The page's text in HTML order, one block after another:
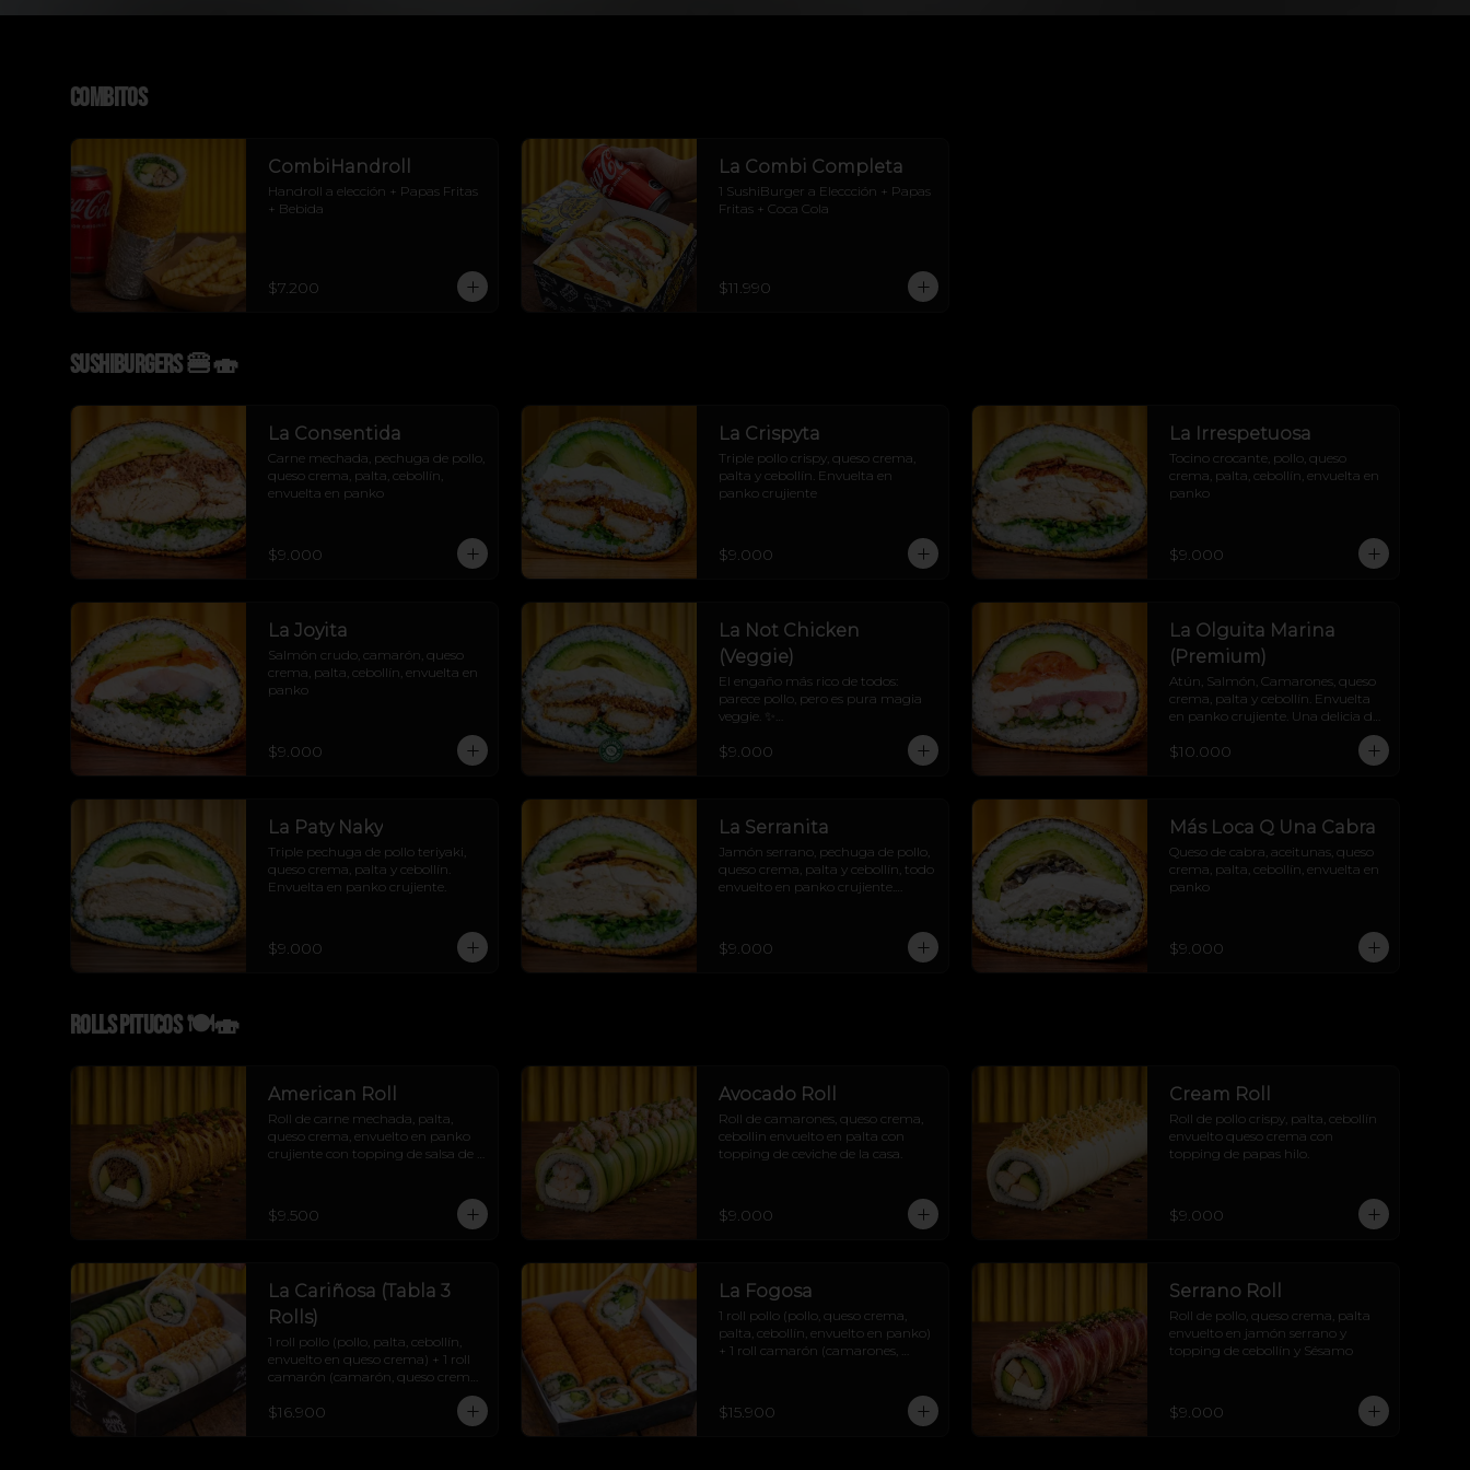
Combitos
CombiHandroll
Handroll a elección + Papas Fritas
+ Bebida
$7.200
La Combi Completa
1 SushiBurger a Eleccción + Papas
Fritas + Coca Cola
$11.990
Sushiburgers 🍔🍣
La Consentida
Carne mechada, pechuga de pollo,
queso crema, palta, cebollín,
envuelta en panko
$9.000
La Crispyta
Triple pollo crispy, queso crema,
palta y cebollín. Envuelta en
panko crujiente
$9.000
La Irrespetuosa
Tocino crocante, pollo, queso
crema, palta, cebollín, envuelta en
panko
$9.000
La Joyita
Salmón crudo, camarón, queso
crema, palta, cebollín, envuelta en
panko
$9.000
La Not Chicken
(Veggie)
El engaño más rico de todos:
parece pollo, pero es pura magia
veggie. ✨
proteína vegetal, queso crema,
palta y cebollín, todo cubierto en
¡Explosión de sabor sin culpa! 💚🔥
$9.000
La Olguita Marina
(Premium)
Atún, Salmón, Camarones, queso
crema, palta y cebollín. Envuelta
en panko crujiente. Una delicia del
$10.000
La Paty Naky
Triple pechuga de pollo teriyaki,
queso crema, palta y cebollín.
Envuelta en panko crujiente.
$9.000
La Serranita
Jamón serrano, pechuga de pollo,
queso crema, palta y cebollín, todo
envuelto en panko crujiente.
La Serranita no se explica, se
prueba! 😏💛
$9.000
Más Loca Q Una Cabra
Queso de cabra, aceitunas, queso
crema, palta, cebollín, envuelta en
panko
$9.000
Rolls Pitucos 🍽️🍣
American Roll
Roll de carne mechada, palta,
queso crema, envuelto en panko
crujiente con topping de salsa de
$9.500
Avocado Roll
Roll de camarones, queso crema,
cebollin envuelto en palta con
topping de ceviche de la casa.
$9.000
Cream Roll
Roll de pollo crispy, palta, cebollín
envuelto queso crema con
topping de papas hilo.
$9.000
La Cariñosa (Tabla 3
Rolls)
1 roll pollo (pollo, palta, cebollín,
envuelto en queso crema) + 1 roll
camarón (camarón, queso crema,
cebollín, envuelto en palta) + 1 roll
salmón (salmón, queso crema,
palta, cebollín, envuelto en panko)
$16.900
La Fogosa
1 roll pollo (pollo, queso crema,
palta, cebollín, envuelto en panko)
+ 1 roll camarón (camarones,
(carne mechada, queso crema,
palta, cebollín, envuelto en panko)
$15.900
Serrano Roll
Roll de pollo, queso crema, palta
envuelto en jamón serrano y
topping de cebollín y Sésamo
$9.000